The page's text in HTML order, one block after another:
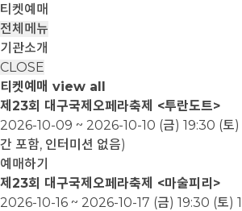
티켓예매
전체메뉴
기관소개
CLOSE
티켓예매 view all
제23회 대구국제오페라축제 <투란도트>
2026-10-09 ~ 2026-10-10 (금) 19:30 (토
간 포함, 인터미션 없음)
예매하기
제23회 대구국제오페라축제 <마술피리>
2026-10-16 ~ 2026-10-17 (금) 19:30 (토)